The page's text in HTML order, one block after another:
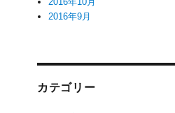
2016年9月
カテゴリー